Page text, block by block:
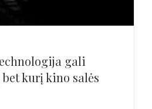
gali
kurį kino salės